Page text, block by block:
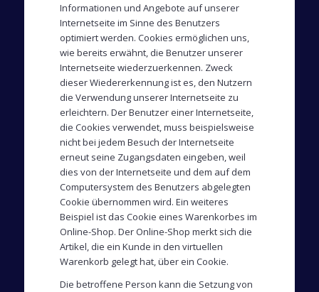
Informationen und Angebote auf unserer
Internetseite im Sinne des Benutzers
optimiert werden. Cookies ermöglichen uns,
wie bereits erwähnt, die Benutzer unserer
Internetseite wiederzuerkennen. Zweck
dieser Wiedererkennung ist es, den Nutzern
die Verwendung unserer Internetseite zu
erleichtern. Der Benutzer einer Internetseite,
die Cookies verwendet, muss beispielsweise
nicht bei jedem Besuch der Internetseite
erneut seine Zugangsdaten eingeben, weil
dies von der Internetseite und dem auf dem
Computersystem des Benutzers abgelegten
Cookie übernommen wird. Ein weiteres
Beispiel ist das Cookie eines Warenkorbes im
Online-Shop. Der Online-Shop merkt sich die
Artikel, die ein Kunde in den virtuellen
Warenkorb gelegt hat, über ein Cookie.
Die betroffene Person kann die Setzung von